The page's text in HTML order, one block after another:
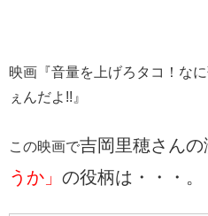
映画『音量を上げろタコ！な
ぇんだよ!!』
この映画で吉岡里穂さんの
うか」 の役柄は・・・。